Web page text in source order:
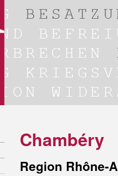
Chambéry
Region Rhône-